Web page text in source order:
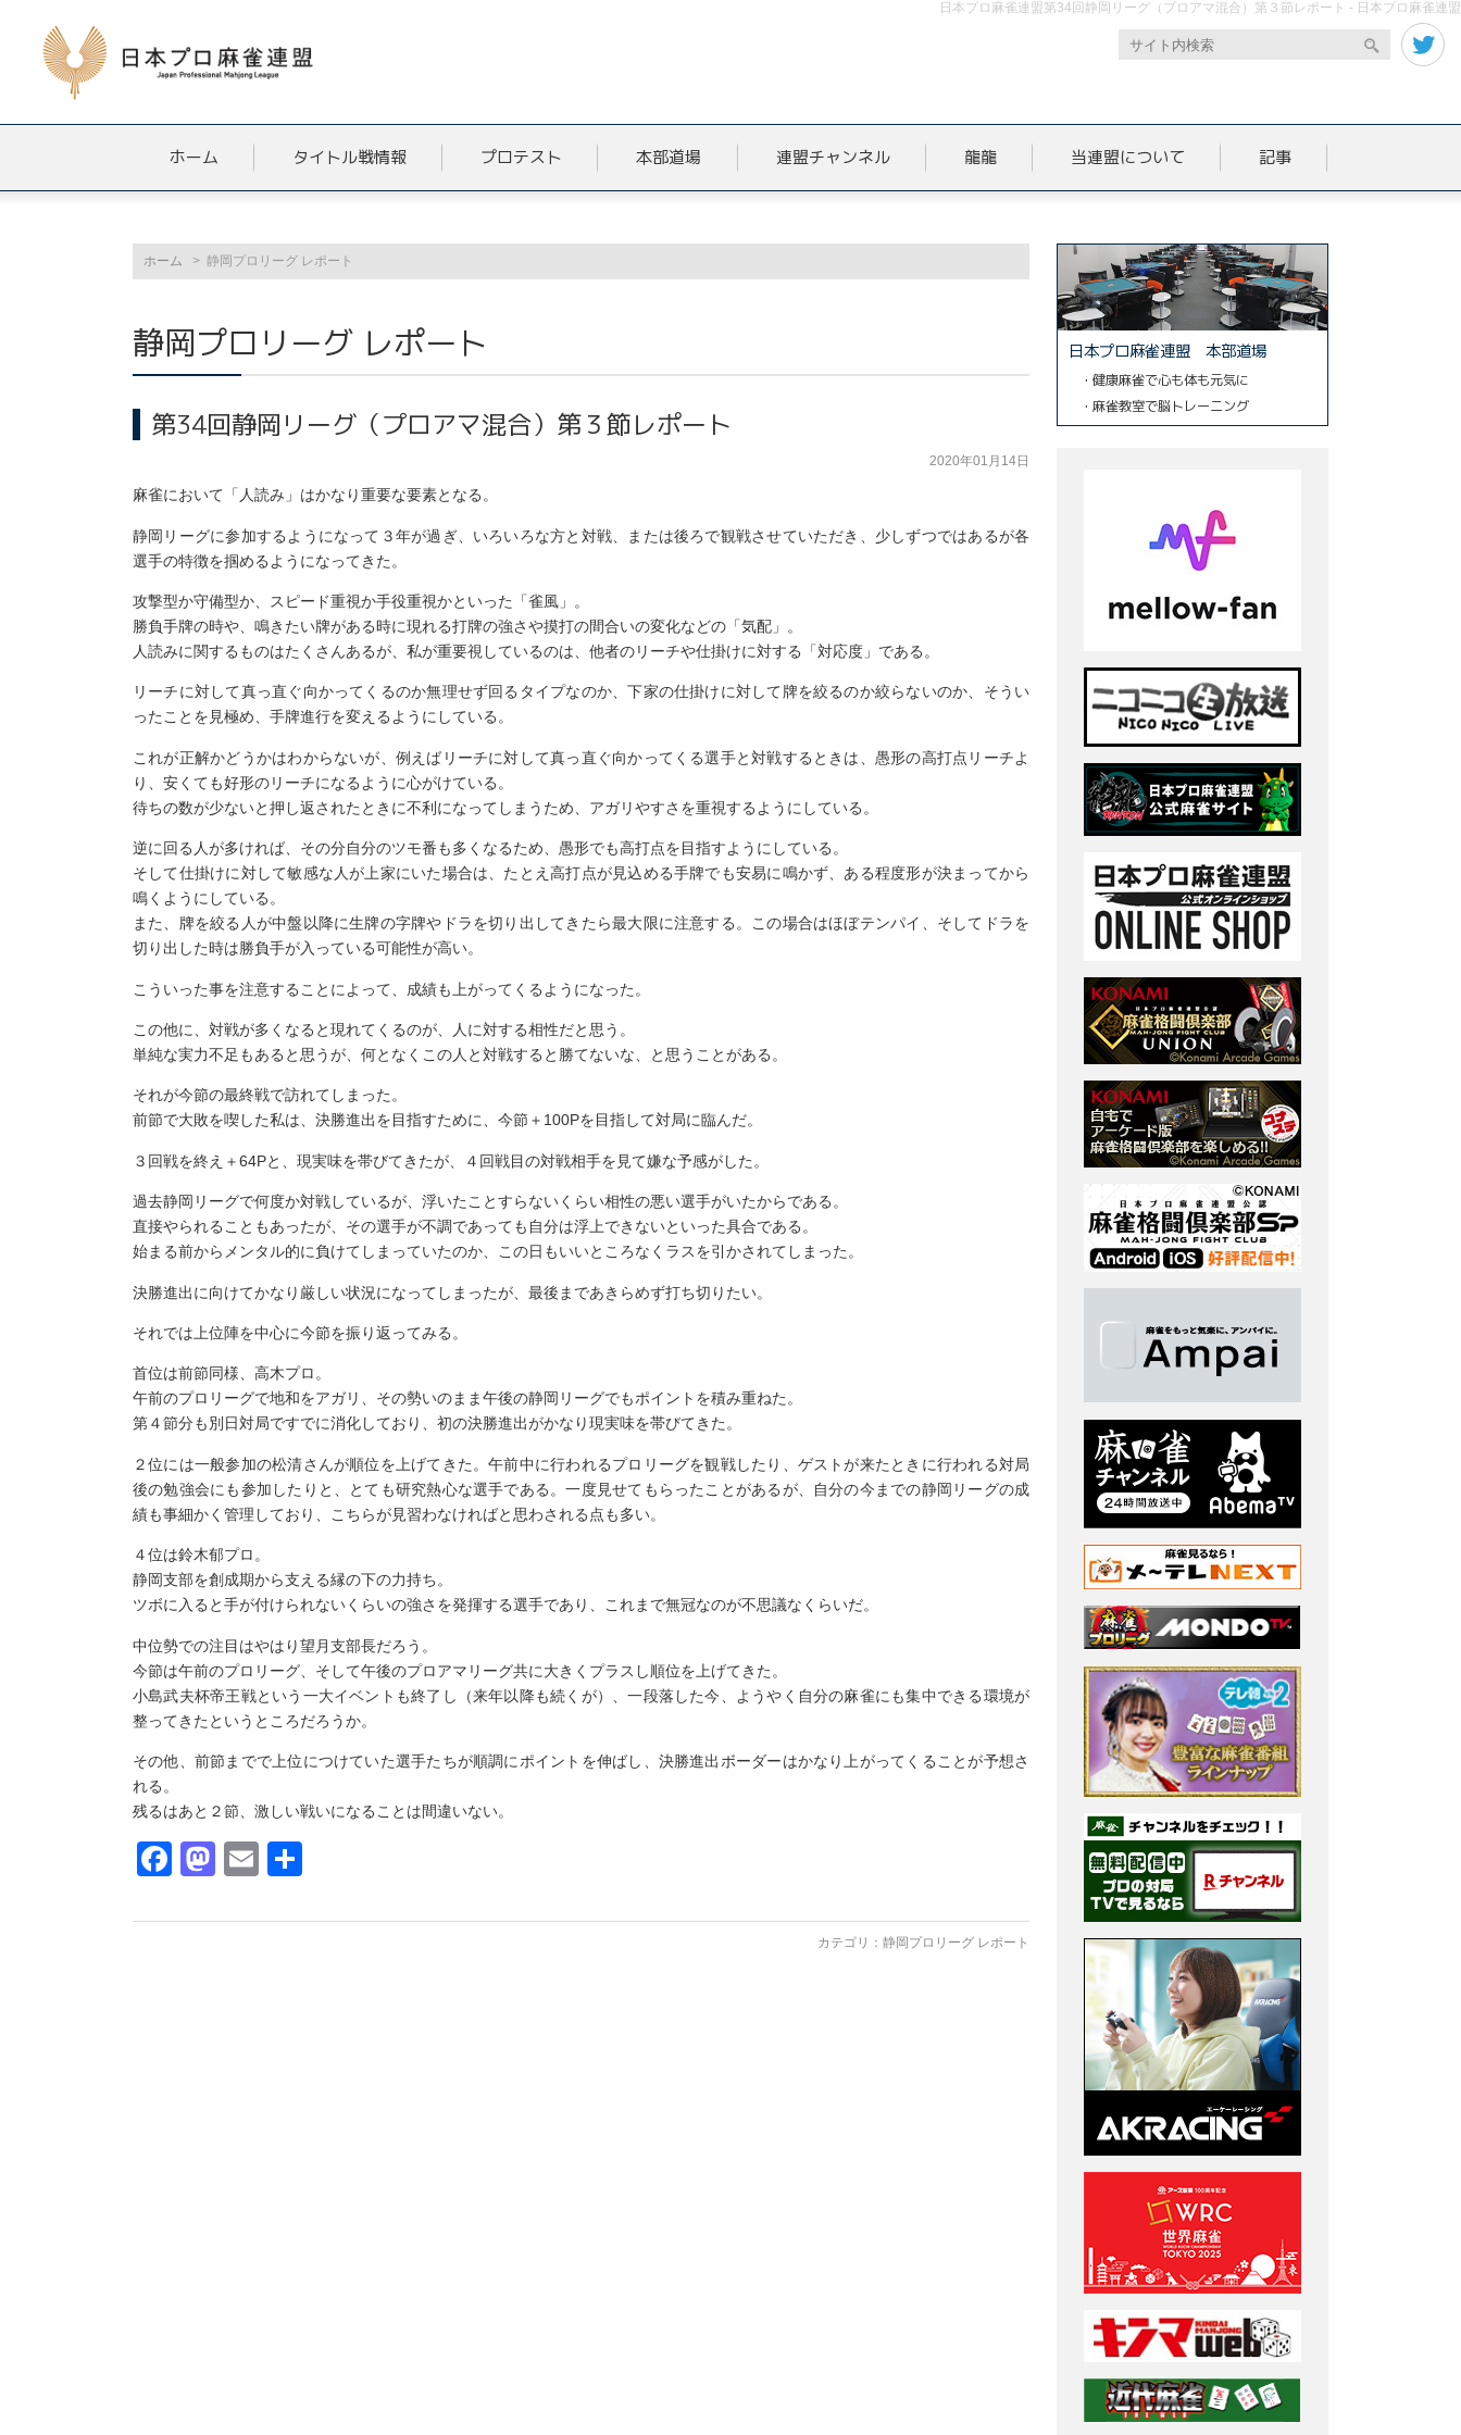
日本プロ麻雀連盟第34回静岡リーグ（プロアマ混合）第３節レポート - 日本プロ麻雀連盟
ホーム タイトル戦情報 プロテスト 本部道場 連盟チャンネル 龍龍 当連盟について 記事
ホーム 静岡プロリーグ レポート
静岡プロリーグ レポート
第34回静岡リーグ（プロアマ混合）第３節レポート
2020年01月14日
麻雀において「人読み」はかなり重要な要素となる。
静岡リーグに参加するようになって３年が過ぎ、いろいろな方と対戦、または後ろで観戦させていただき、少しずつではあるが各
選手の特徴を掴めるようになってきた。
攻撃型か守備型か、スピード重視か手役重視かといった「雀風」。
勝負手牌の時や、鳴きたい牌がある時に現れる打牌の強さや摸打の間合いの変化などの「気配」。
人読みに関するものはたくさんあるが、私が重要視しているのは、他者のリーチや仕掛けに対する「対応度」である。
リーチに対して真っ直ぐ向かってくるのか無理せず回るタイプなのか、下家の仕掛けに対して牌を絞るのか絞らないのか、そうい
ったことを見極め、手牌進行を変えるようにしている。
これが正解かどうかはわからないが、例えばリーチに対して真っ直ぐ向かってくる選手と対戦するときは、愚形の高打点リーチよ
り、安くても好形のリーチになるように心がけている。
待ちの数が少ないと押し返されたときに不利になってしまうため、アガリやすさを重視するようにしている。
逆に回る人が多ければ、その分自分のツモ番も多くなるため、愚形でも高打点を目指すようにしている。
そして仕掛けに対して敏感な人が上家にいた場合は、たとえ高打点が見込める手牌でも安易に鳴かず、ある程度形が決まってから
鳴くようにしている。
また、牌を絞る人が中盤以降に生牌の字牌やドラを切り出してきたら最大限に注意する。この場合はほぼテンパイ、そしてドラを
切り出した時は勝負手が入っている可能性が高い。
こういった事を注意することによって、成績も上がってくるようになった。
この他に、対戦が多くなると現れてくるのが、人に対する相性だと思う。
単純な実力不足もあると思うが、何となくこの人と対戦すると勝てないな、と思うことがある。
それが今節の最終戦で訪れてしまった。
前節で大敗を喫した私は、決勝進出を目指すために、今節＋100Pを目指して対局に臨んだ。
３回戦を終え＋64Pと、現実味を帯びてきたが、４回戦目の対戦相手を見て嫌な予感がした。
過去静岡リーグで何度か対戦しているが、浮いたことすらないくらい相性の悪い選手がいたからである。
直接やられることもあったが、その選手が不調であっても自分は浮上できないといった具合である。
始まる前からメンタル的に負けてしまっていたのか、この日もいいところなくラスを引かされてしまった。
決勝進出に向けてかなり厳しい状況になってしまったが、最後まであきらめず打ち切りたい。
それでは上位陣を中心に今節を振り返ってみる。
首位は前節同様、高木プロ。
午前のプロリーグで地和をアガリ、その勢いのまま午後の静岡リーグでもポイントを積み重ねた。
第４節分も別日対局ですでに消化しており、初の決勝進出がかなり現実味を帯びてきた。
２位には一般参加の松清さんが順位を上げてきた。午前中に行われるプロリーグを観戦したり、ゲストが来たときに行われる対局
後の勉強会にも参加したりと、とても研究熱心な選手である。一度見せてもらったことがあるが、自分の今までの静岡リーグの成
績も事細かく管理しており、こちらが見習わなければと思わされる点も多い。
４位は鈴木郁プロ。
静岡支部を創成期から支える縁の下の力持ち。
ツボに入ると手が付けられないくらいの強さを発揮する選手であり、これまで無冠なのが不思議なくらいだ。
中位勢での注目はやはり望月支部長だろう。
今節は午前のプロリーグ、そして午後のプロアマリーグ共に大きくプラスし順位を上げてきた。
小島武夫杯帝王戦という一大イベントも終了し（来年以降も続くが）、一段落した今、ようやく自分の麻雀にも集中できる環境が
整ってきたというところだろうか。
その他、前節までで上位につけていた選手たちが順調にポイントを伸ばし、決勝進出ボーダーはかなり上がってくることが予想さ
れる。
残るはあと２節、激しい戦いになることは間違いない。
Facebook
Mastodon
Email
カテゴリ： 静岡プロリーグ レポート
日本プロ麻雀連盟 本部道場
・健康麻雀で心も体も元気に
・麻雀教室で脳トレーニング